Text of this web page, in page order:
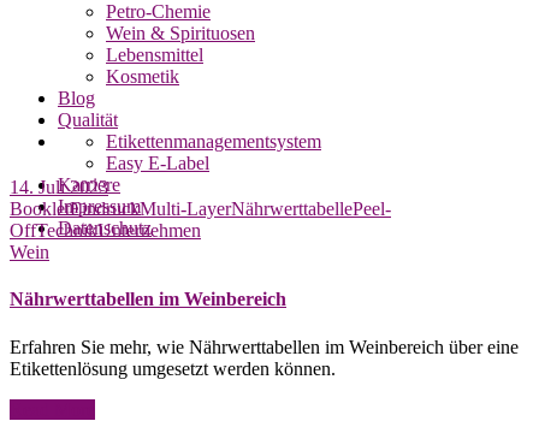
Petro-Chemie
Wein & Spirituosen
Lebensmittel
Kosmetik
Blog
Qualität
Etikettenmanagementsystem
Easy E-Label
Karriere
Impressum
Datenschutz
14. Juli 2023
BookletEindruckMulti-LayerNährwerttabellePeel-
OffTechnikUnternehmen
Wein
Nährwerttabellen im Weinbereich
Erfahren Sie mehr, wie Nährwerttabellen im Weinbereich über eine
Etikettenlösung umgesetzt werden können.